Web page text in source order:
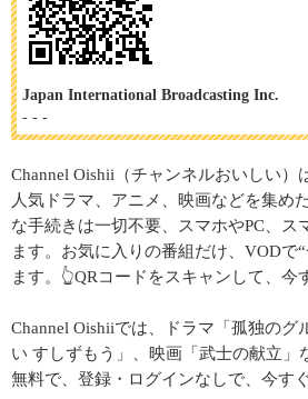
Japan International Broadcasting Inc.
- - -
Channel Oishii（チャンネルおいしい）
人気ドラマ、アニメ、映画などを集め
な手続きは一切不要、スマホやPC、ス
ます。お気に入りの番組だけ、VODで
ます。👆QRコードをスキャンして、今
Channel Oishiiでは、ドラマ「孤独のグ
い すしずもう」、映画「武士の献立」
無料で、登録・ログインなしで、今す